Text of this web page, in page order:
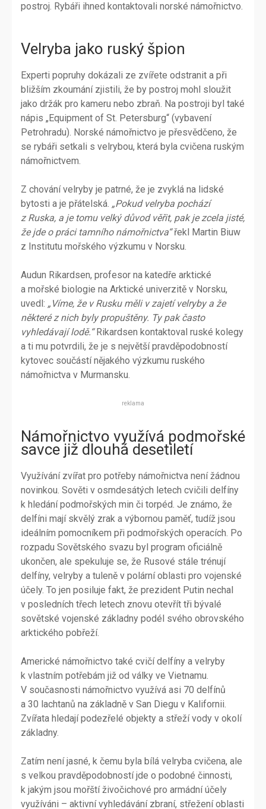
postroj. Rybáři ihned kontaktovali norské námořnictvo.
Velryba jako ruský špion
Experti popruhy dokázali ze zvířete odstranit a při
bližším zkoumání zjistili, že by postroj mohl sloužit
jako držák pro kameru nebo zbraň. Na postroji byl také
nápis „Equipment of St. Petersburg“ (vybavení
Petrohradu). Norské námořnictvo je přesvědčeno, že
se rybáři setkali s velrybou, která byla cvičena ruským
námořnictvem.
Z chování velryby je patrné, že je zvyklá na lidské
bytosti a je přátelská. „Pokud velryba pochází
z Ruska, a je tomu velký důvod věřit, pak je zcela jisté,
že jde o práci tamního námořnictva“řekl Martin Biuw
z Institutu mořského výzkumu v Norsku.
Audun Rikardsen, profesor na katedře arktické
a mořské biologie na Arktické univerzitě v Norsku,
uvedl: „Víme, že v Rusku měli v zajetí velryby a že
některé z nich byly propuštěny. Ty pak často
vyhledávají lodě.“Rikardsen kontaktoval ruské kolegy
a ti mu potvrdili, že je s největší pravděpodobností
kytovec součástí nějakého výzkumu ruského
námořnictva v Murmansku.
reklama
Námořnictvo využívá podmořské
savce již dlouhá desetiletí
Využívání zvířat pro potřeby námořnictva není žádnou
novinkou. Sověti v osmdesátých letech cvičili delfíny
k hledání podmořských min či torpéd. Je známo, že
delfíni mají skvělý zrak a výbornou paměť, tudíž jsou
ideálním pomocníkem při podmořských operacích. Po
rozpadu Sovětského svazu byl program oficiálně
ukončen, ale spekuluje se, že Rusové stále trénují
delfíny, velryby a tuleně v polární oblasti pro vojenské
účely. To jen posiluje fakt, že prezident Putin nechal
v posledních třech letech znovu otevřít tři bývalé
sovětské vojenské základny podél svého obrovského
arktického pobřeží.
Americké námořnictvo také cvičí delfíny a velryby
k vlastním potřebám již od války ve Vietnamu.
V současnosti námořnictvo využívá asi 70 delfínů
a 30 lachtanů na základně v San Diegu v Kalifornii.
Zvířata hledají podezřelé objekty a střeží vody v okolí
základny.
Zatím není jasné, k čemu byla bílá velryba cvičena, ale
s velkou pravděpodobností jde o podobné činnosti,
k jakým jsou mořští živočichové pro armádní účely
využíváni – aktivní vyhledávání zbraní, střežení oblasti